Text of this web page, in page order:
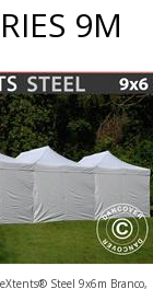
9M
Steel 9x6m Branco,